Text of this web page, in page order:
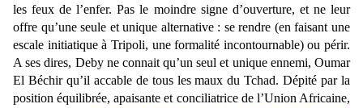
les feux de l’enfer. Pas le moindre signe d’ouverture, et ne leur
offre qu’une seule et unique alternative : se rendre (en faisant une
escale initiatique à Tripoli, une formalité incontournable) ou périr.
A ses dires, Deby ne connait qu’un seul et unique ennemi, Oumar
El Béchir qu’il accable de tous les maux du Tchad. Dépité par la
position équilibrée, apaisante et conciliatrice de l’Union Africaine,